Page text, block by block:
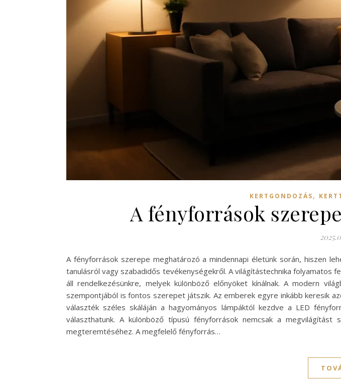
KERTGONDOZÁS,
A fényforrások
A fényforrások szerepe meghatározó a mindennapi életünk során, hiszen
tanulásról vagy szabadidős tevékenységekről. A világítástechnika
áll rendelkezésünkre, melyek különböző előnyöket kínálnak. A modern
szempontjából is fontos szerepet játszik. Az emberek egyre inkább keresik
választék széles skáláján a hagyományos lámpáktól kezdve a LED
választhatunk. A különböző típusú fényforrások nemcsak a megvilágítást
megteremtéséhez. A megfelelő fényforrás…